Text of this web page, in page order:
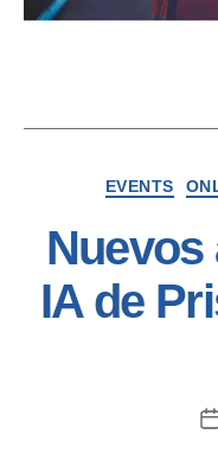
EVENTS
Nuevos
IA de